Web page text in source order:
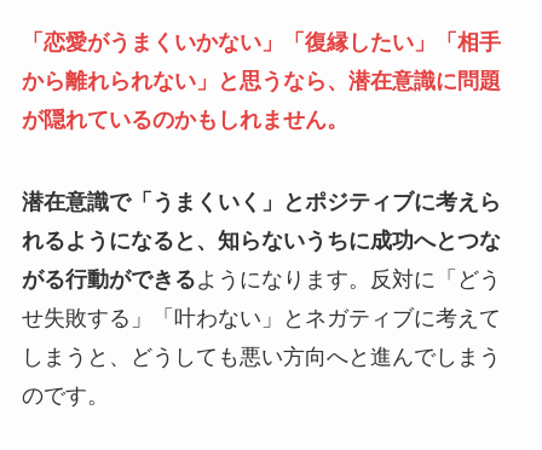
「恋愛がうまくいかない」「復縁したい」「相手
から離れられない」と思うなら、潜在意識に問題
が隠れているのかもしれません。
潜在意識で「うまくいく」とポジティブに考えら
れるようになると、知らないうちに成功へとつな
がる行動ができるようになります。反対に「どう
せ失敗する」「叶わない」とネガティブに考えて
しまうと、どうしても悪い方向へと進んでしまう
のです。